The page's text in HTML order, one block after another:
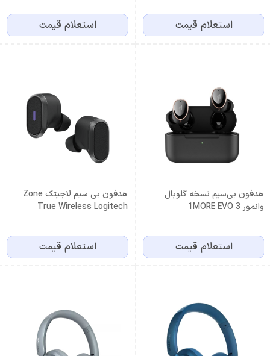
استعلام قیمت استعلام قیمت
هدفون بی‌سیم نسخه گلوبال
وانمور 1MORE EVO 3
استعلام قیمت
هدفون بی سیم لاجیتک Zone
True Wireless Logitech
استعلام قیمت